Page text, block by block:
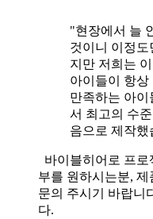
"현장에서 늘
것이니 이정
지만 저희는
아이들이 항
만족하는 아
서 최고의 수
음으로 제작
바이블히어로 프
부를 원하시는분, 제
문의 주시기 바랍니
다.